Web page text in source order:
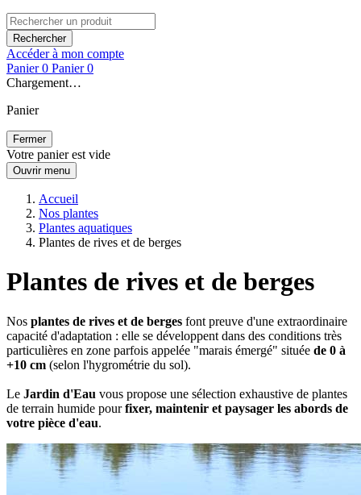
Rechercher
Accéder à mon compte
Panier 0 Panier 0
Chargement…
Panier
Fermer
Votre panier est vide
Ouvrir menu
Accueil
Nos plantes
Plantes aquatiques
Plantes de rives et de berges
Plantes de rives et de berges
Nos plantes de rives et de berges font preuve d'une extraordinaire
capacité d'adaptation : elle se développent dans des conditions très
particulières en zone parfois appelée "marais émergé" située de 0 à
+10 cm (selon l'hygrométrie du sol).
Le Jardin d'Eau vous propose une sélection exhaustive de plantes
de terrain humide pourfixer, maintenir et paysager les abords de
votre pièce d'eau.